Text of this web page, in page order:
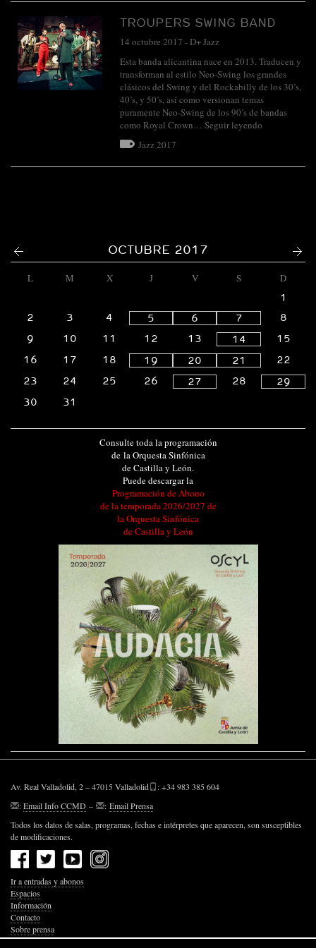
TROUPERS SWING BAND
14 octubre 2017 -D+ Jazz
Esta banda alicantina nace en 2013. Traducen y
transforman al estilo Neo-Swing los grandes
clásicos del Swing y del Rockabilly de los 30’s,
40’s, y 50’s, así como versionan temas
puramente Neo-Swing de los 90’s de bandas
como Royal Crown… Seguir leyendo
Jazz 2017
OCTUBRE 2017
L M X J V S
D
1
2
3 4 5 6 7
8
9
10 11 12 13 14
15
16
17 18 19 20 21
22
23
24 25 26 27 28
29
30
31
Consulte toda la programación
de la Orquesta Sinfónica
de Castilla y León.
Puede descargar la
Programación de Abono
de la temporada 2026/2027 de
la Orquesta Sinfónica
de Castilla y León
Av. Real Valladolid, 2 – 47015 Valladolid
: +34 983 385 604
:Email Info CCMD – : Email Prensa
Todos los datos de salas, programas, fechas e intérpretes que aparecen, son susceptibles
de modificaciones.
Ir a entradas y abonos
Espacios
Información
Contacto
Sobre prensa
Política de Privacidad